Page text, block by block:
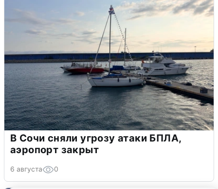
В Сочи сняли угрозу атаки БПЛА,
аэропорт закрыт
6 августа 0